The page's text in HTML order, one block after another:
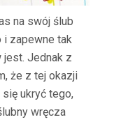
na swój ślub
zapewne tak
jest. Jednak z
że z tej okazji
ukryć tego,
wręcza